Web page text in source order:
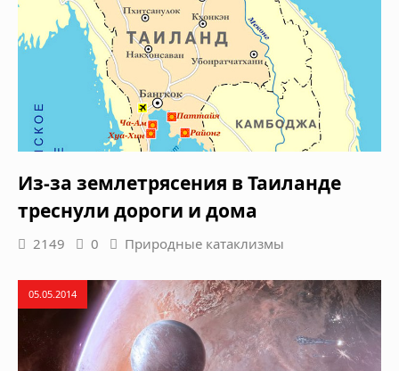
Из-за землетрясения в Таиланде
треснули дороги и дома
2149 0 Природные катаклизмы
05.05.2014